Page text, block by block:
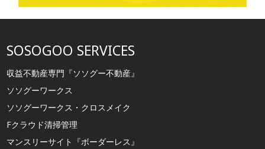
SOSOGOO SERVICES
収益不動産専門『ソソグー不動産』
ソソグーワークス
ソソグーワークス・クロスメイク
Fクラウド清掃管理
マンスリーサイト『ボーダーレス』